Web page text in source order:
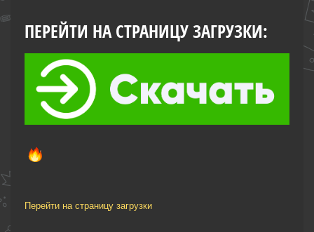
ПЕРЕЙТИ НА СТРАНИЦУ ЗАГРУЗКИ:
Перейти на страницу загрузки